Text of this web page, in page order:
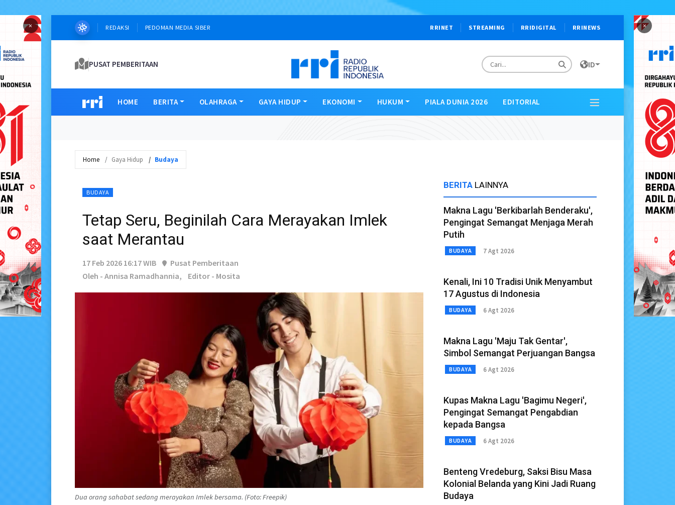
× ×
REDAKSI PEDOMAN MEDIA SIBER RRINET STREAMING RRIDIGITAL RRINEWS
PUSAT PEMBERITAAN ID
HOME BERITA OLAHRAGA GAYA HIDUP EKONOMI HUKUM PIALA DUNIA 2026 EDITORIAL
Home Gaya Hidup Budaya
BUDAYA
Tetap Seru, Beginilah Cara Merayakan Imlek
saat Merantau
17 Feb 2026 16:17 WIB
Pusat Pemberitaan
Oleh - Annisa Ramadhannia,
Editor - Mosita
Dua orang sahabat sedang merayakan Imlek bersama. (Foto: Freepik)
BERITA LAINNYA
Makna Lagu 'Berkibarlah Benderaku',
Pengingat Semangat Menjaga Merah
Putih
BUDAYA 7 Agt 2026
Kenali, Ini 10 Tradisi Unik Menyambut
17 Agustus di Indonesia
BUDAYA 6 Agt 2026
Makna Lagu 'Maju Tak Gentar',
Simbol Semangat Perjuangan Bangsa
BUDAYA 6 Agt 2026
Kupas Makna Lagu 'Bagimu Negeri',
Pengingat Semangat Pengabdian
kepada Bangsa
BUDAYA 6 Agt 2026
Benteng Vredeburg, Saksi Bisu Masa
Kolonial Belanda yang Kini Jadi Ruang
Budaya